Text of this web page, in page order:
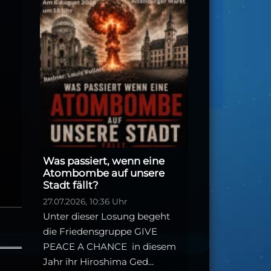
Was passiert, wenn eine
Atombombe auf unsere
Stadt fällt?
27.07.2026, 10:36 Uhr
Unter dieser Losung begeht
die Friedensgruppe GIVE
PEACE A CHANCE in diesem
Jahr ihr Hiroshima Ged...